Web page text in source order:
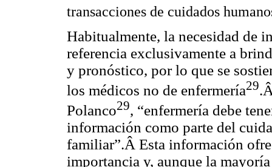
transacciones de cuidados
Habitualmente, la necesidad de
referencia exclusivamente a
y pronóstico, por lo que se
los médicos no de enfermería29
Polanco29, “enfermería debe
información como parte del
familiar”.Â Esta información
importancia y, aunque la